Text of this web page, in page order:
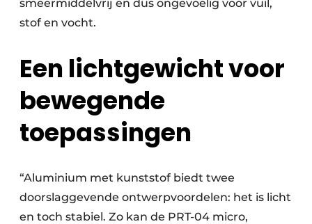
smeermiddelvrij en dus ongevoelig voor vuil,
stof en vocht.
Een lichtgewicht voor
bewegende
toepassingen
“Aluminium met kunststof biedt twee
doorslaggevende ontwerpvoordelen: het is licht
en toch stabiel. Zo kan de PRT-04 micro,